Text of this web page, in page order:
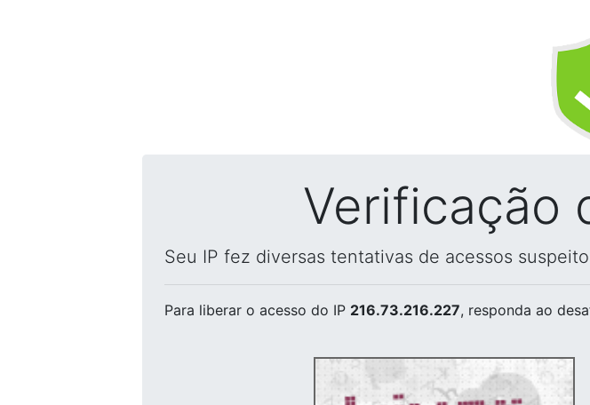
Verificação
Seu IP fez diversas tentativas de acessos
Para liberar o acesso do IP 216.73.216.227, responda ao